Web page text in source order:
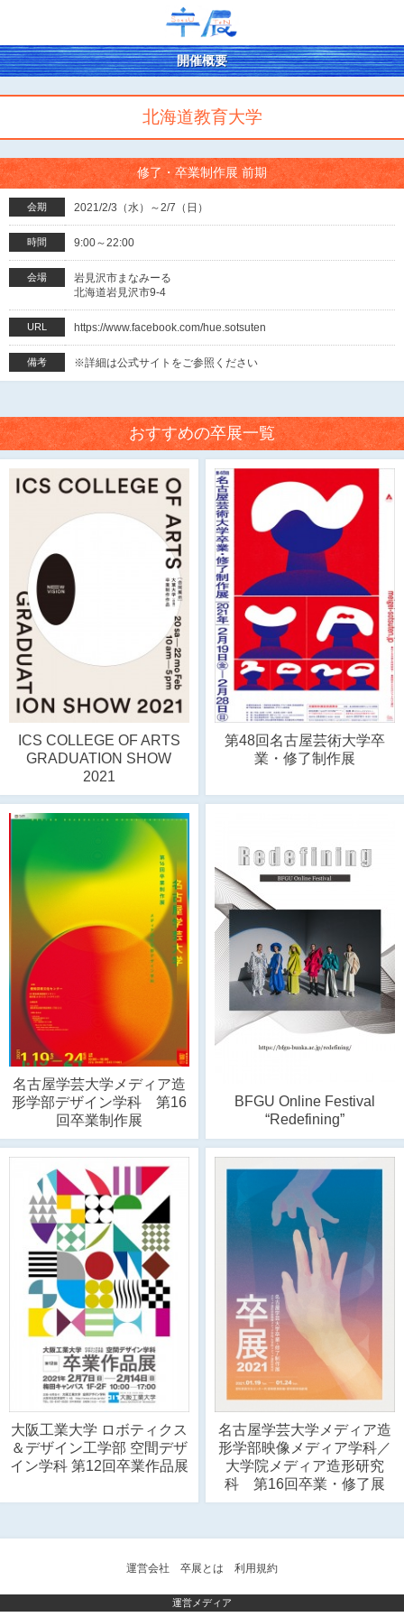
開催概要
北海道教育大学
修了・卒業制作展 前期
会期 2021/2/3（水）～2/7（日）
時間 9:00～22:00
会場
岩見沢市まなみーる
北海道岩見沢市9-4
URL https://www.facebook.com/hue.sotsuten
備考 ※詳細は公式サイトをご参照ください
おすすめの卒展一覧
ICS COLLEGE OF ARTS
GRADUATION SHOW
2021
第48回名古屋芸術大学卒
業・修了制作展
名古屋学芸大学メディア造
形学部デザイン学科 第16
回卒業制作展
BFGU Online Festival
“Redefining”
大阪工業大学 ロボティクス
＆デザイン工学部 空間デザ
イン学科 第12回卒業作品展
名古屋学芸大学メディア造
形学部映像メディア学科／
大学院メディア造形研究
科 第16回卒業・修了展
運営会社 卒展とは 利用規約
運営メディア